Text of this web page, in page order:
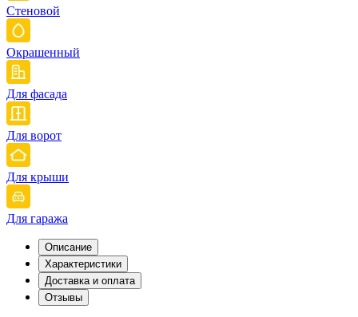
Стеновой
Окрашенный
Для фасада
Для ворот
Для крыши
Для гаража
Описание
Характеристики
Доставка и оплата
Отзывы